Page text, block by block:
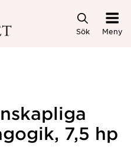
Sök Meny
7,5 hp